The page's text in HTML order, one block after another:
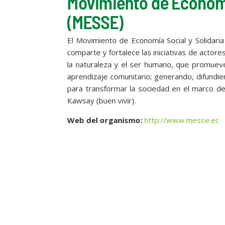
(MESSE)
El Movimiento de Economía Social y
comparte y fortalece las iniciativas de
la naturaleza y el ser humano, que
aprendizaje comunitario; generando,
para transformar la sociedad en el marco
Kawsay (buen vivir).
Web del organismo:http://www.messe.ec